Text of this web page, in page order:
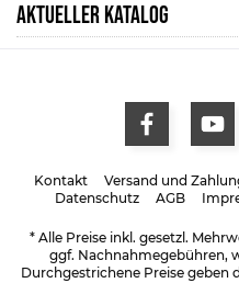
AKTUELLER KATALOG
Kontakt Versand und
Datenschutz
AGB
* Alle Preise inkl. gesetzl.
ggf. Nachnahmegebühren,
Durchgestrichene Preise geben